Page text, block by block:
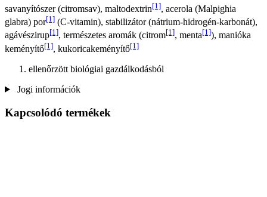
savanyítószer (citromsav), maltodextrin[1], acerola (Malpighia
glabra) por[1] (C-vitamin), stabilizátor (nátrium-hidrogén-karbonát),
agávészirup[1], természetes aromák (citrom[1], menta[1]), manióka
keményítő[1], kukoricakeményítő[1]
ellenőrzött biológiai gazdálkodásból
Jogi információk
Kapcsolódó termékek